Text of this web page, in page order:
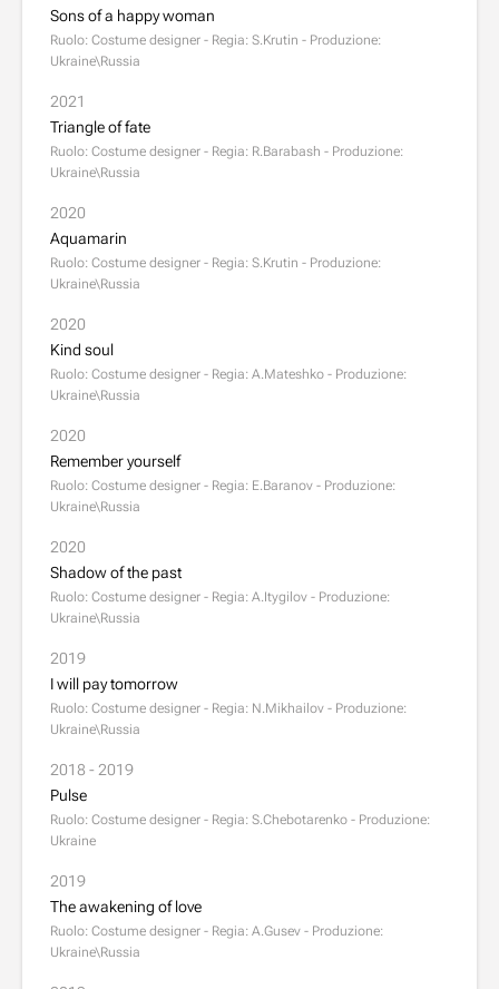
Sons of a happy woman
Ruolo: Costume designer - Regia: S.Krutin - Produzione:
Ukraine\Russia
2021
Triangle of fate
Ruolo: Costume designer - Regia: R.Barabash - Produzione:
Ukraine\Russia
2020
Aquamarin
Ruolo: Costume designer - Regia: S.Krutin - Produzione:
Ukraine\Russia
2020
Kind soul
Ruolo: Costume designer - Regia: A.Mateshko - Produzione:
Ukraine\Russia
2020
Remember yourself
Ruolo: Costume designer - Regia: E.Baranov - Produzione:
Ukraine\Russia
2020
Shadow of the past
Ruolo: Costume designer - Regia: A.Itygilov - Produzione:
Ukraine\Russia
2019
I will pay tomorrow
Ruolo: Costume designer - Regia: N.Mikhailov - Produzione:
Ukraine\Russia
2018 - 2019
Pulse
Ruolo: Costume designer - Regia: S.Chebotarenko - Produzione:
Ukraine
2019
The awakening of love
Ruolo: Costume designer - Regia: A.Gusev - Produzione:
Ukraine\Russia